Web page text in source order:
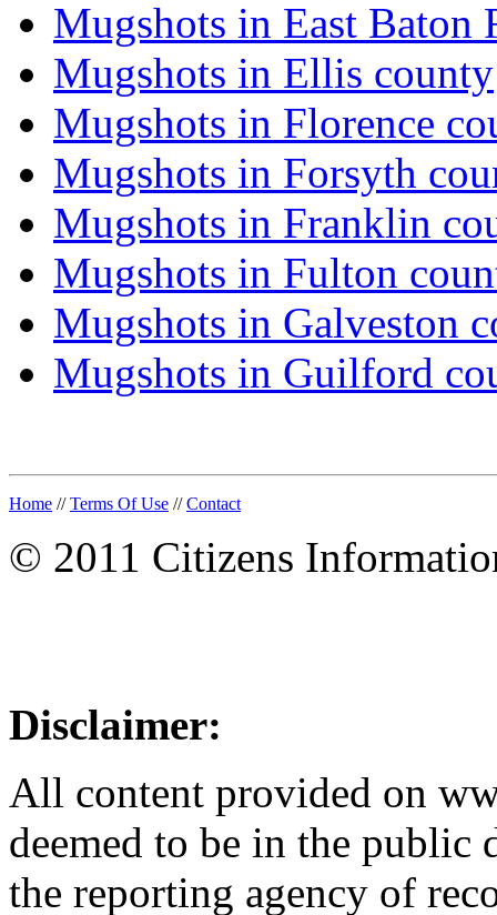
Mugshots in East Baton
Mugshots in Ellis county
Mugshots in Florence
Mugshots in Forsyth
Mugshots in Franklin
Mugshots in Fulton
Mugshots in Galveston
Mugshots in Guilford
Home //Terms Of Use //Contact
© 2011 Citizens
Disclaimer:
All content provided on
deemed to be in the public
the reporting agency of